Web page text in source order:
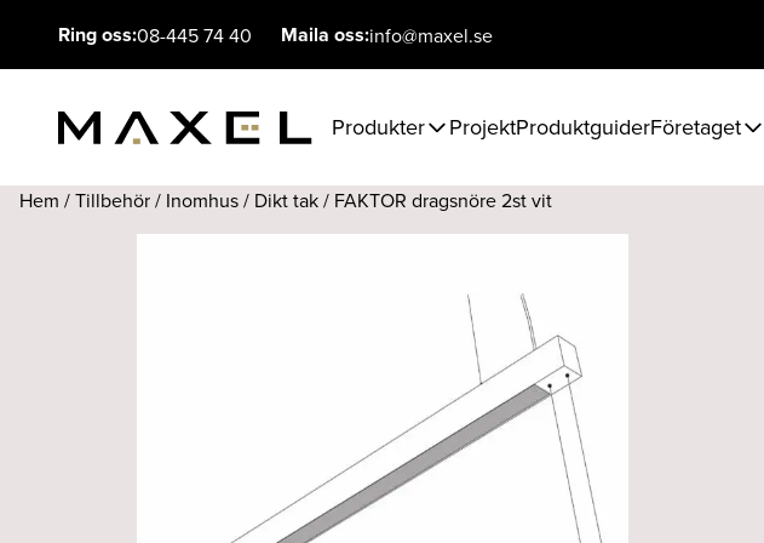
Ring oss:08-445 74 40 Maila oss:info@maxel.se
Produkter ProjektProduktguiderFöretaget
Hem /Tillbehör/ Inomhus/ Dikt tak/ FAKTOR dragsnöre 2st vit